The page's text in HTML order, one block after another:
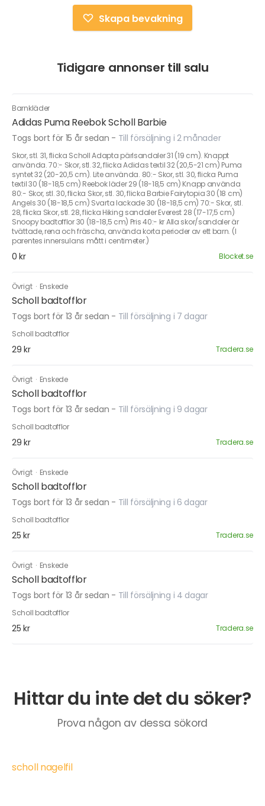
Skapa bevakning
Tidigare annonser till salu
Barnkläder
Adidas Puma Reebok Scholl Barbie
Togs bort för 15 år sedan - Till försäljning i 2 månader
Skor, stl. 31, flicka Scholl Adapta pärlsandaler 31 (19 cm). Knappt
använda. 70:- Skor, stl. 32, flicka Adidas textil 32 (20,5-21 cm) Puma
syntet 32 (20-20,5 cm). Lite använda. 80:- Skor, stl. 30, flicka Puma
textil 30 (18-18,5 cm) Reebok läder 29 (18-18,5 cm) Knapp använda
80:- Skor, stl. 30, flicka Skor, stl. 30, flicka Barbie Fairytopia 30 (18 cm)
Angels 30 (18-18,5 cm) Svarta lackade 30 (18-18,5 cm) 70:- Skor, stl.
28, flicka Skor, stl. 28, flicka Hiking sandaler Everest 28 (17-17,5 cm)
Snoopy badtofflor 30 (18-18,5 cm) Pris 40:- kr Alla skor/sandaler är
tvättade, rena och fräscha, använda korta perioder av ett barn. (I
parentes innersulans mått i centimeter.)
0 kr Blocket.se
Övrigt · Enskede
Scholl badtofflor
Togs bort för 13 år sedan - Till försäljning i 7 dagar
Scholl badtofflor
29 kr Tradera.se
Övrigt · Enskede
Scholl badtofflor
Togs bort för 13 år sedan - Till försäljning i 9 dagar
Scholl badtofflor
29 kr Tradera.se
Övrigt · Enskede
Scholl badtofflor
Togs bort för 13 år sedan - Till försäljning i 6 dagar
Scholl badtofflor
25 kr Tradera.se
Övrigt · Enskede
Scholl badtofflor
Togs bort för 13 år sedan - Till försäljning i 4 dagar
Scholl badtofflor
25 kr Tradera.se
Hittar du inte det du söker?
Prova någon av dessa sökord
scholl nagelfil